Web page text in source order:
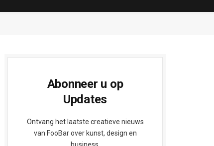
Abonneer u op
Updates
Ontvang het laatste creatieve nieuws
van FooBar over kunst, design en